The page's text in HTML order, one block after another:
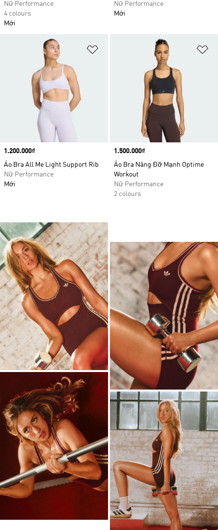
Nữ Performance
4 colours
Mới
Nữ Performance
Mới
Price
1.200.000₫
Áo Bra All Me Light Support Rib
Nữ Performance
Mới
Price
1.500.000₫
Áo Bra Nâng Đỡ Mạnh Optime
Workout
Nữ Performance
2 colours